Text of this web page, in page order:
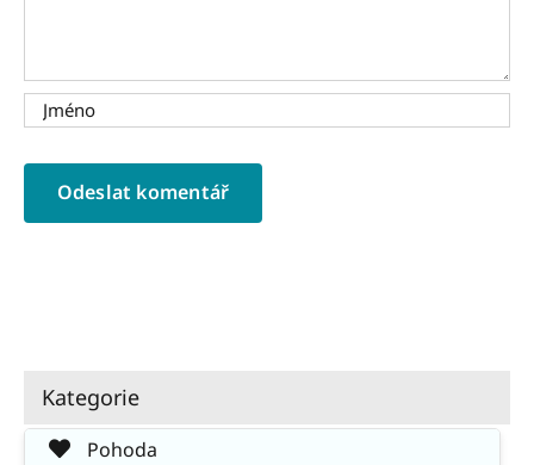
Kategorie
Pohoda